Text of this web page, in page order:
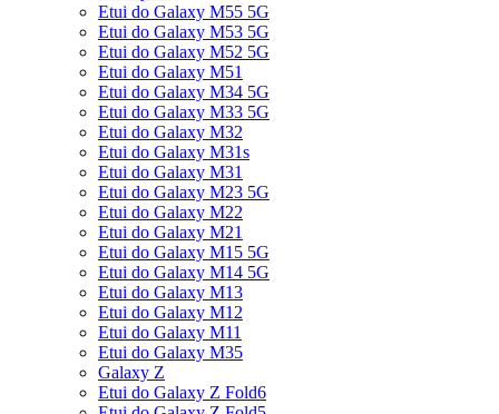
Etui do Galaxy M55 5G
Etui do Galaxy M53 5G
Etui do Galaxy M52 5G
Etui do Galaxy M51
Etui do Galaxy M34 5G
Etui do Galaxy M33 5G
Etui do Galaxy M32
Etui do Galaxy M31s
Etui do Galaxy M31
Etui do Galaxy M23 5G
Etui do Galaxy M22
Etui do Galaxy M21
Etui do Galaxy M15 5G
Etui do Galaxy M14 5G
Etui do Galaxy M13
Etui do Galaxy M12
Etui do Galaxy M11
Etui do Galaxy M35
Galaxy Z
Etui do Galaxy Z Fold6